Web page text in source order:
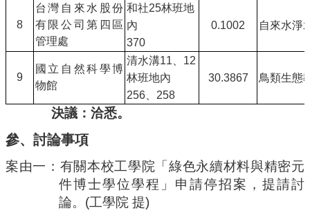
8
台灣自來水股份
有限公司第四區
管理處
和社25林班地
內
370
0.1002 自來水淨
9
國立自然科學博
物館
清水溝11
12
林班地內
256、 258
30.3867 鳥類生態
決議：洽悉。
參、 討論事項
案由一：有關本校工學院「綠色永續材料與精密元
件博士學位學程」申請停招案 ，提請討
論。 (工學院 提)